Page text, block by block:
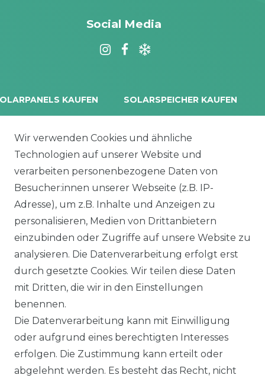
Social Media
KAUFEN
Solar Module
SOLARSPEICHER KAUFEN
10 kWh Batteriespeicher
Solplanet Batteriespeicher
Growatt Speicher
Trina Solar Speicher
Wechselrichter
Wechselrichter
ZUBEHÖR
Unterkonstruktion
Weiteres Zubehör
Wp Balkonkraftwerk
mit Speicher
NOAH 2000
NEXA 2000
PV-KOMPLETTSETS
Solaranlagen mit Speicher
Insel Solaranlagen
10 kW PV-Anlage mit Speicher
8 kWp Solaranlagen
Wir verwenden Cookies und ähnliche
Technologien auf unserer Website und
verarbeiten personenbezogene Daten von
Besucher:innen unserer Webseite (z.B. IP-
Adresse), um z.B. Inhalte und Anzeigen zu
personalisieren, Medien von Drittanbietern
einzubinden oder Zugriffe auf unsere Website zu
analysieren. Die Datenverarbeitung erfolgt erst
durch gesetzte Cookies. Wir teilen diese Daten
mit Dritten, die wir in den Einstellungen
benennen.
Die Datenverarbeitung kann mit Einwilligung
oder aufgrund eines berechtigten Interesses
erfolgen. Die Zustimmung kann erteilt oder
abgelehnt werden. Es besteht das Recht, nicht